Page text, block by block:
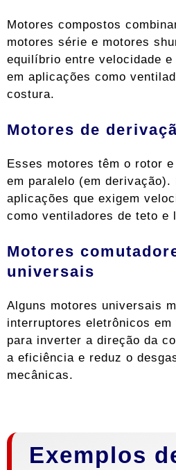
Motores compostos
motores série e motores
equilíbrio entre velocidade e
em aplicações como
costura.
Motores de
Esses motores têm o rotor
em paralelo (em
aplicações que exigem
como ventiladores de teto e
Motores
universais
Alguns motores universais
interruptores eletrônicos em
para inverter a direção da
a eficiência e reduz o
mecânicas.
Exemplos